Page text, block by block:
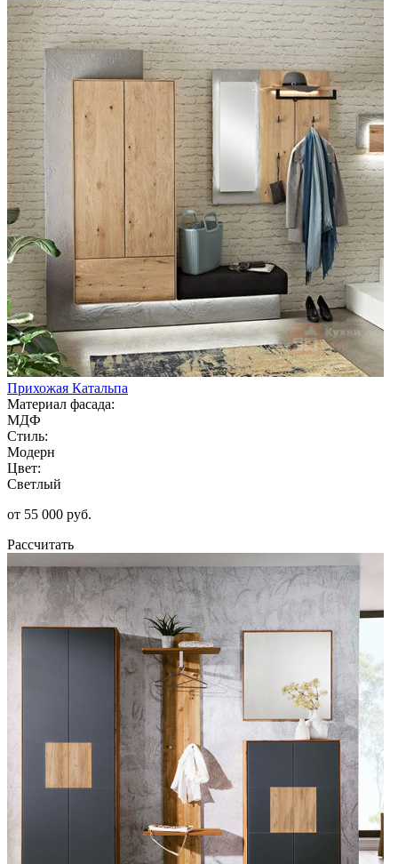
Прихожая Катальпа
Материал фасада:
МДФ
Стиль:
Модерн
Цвет:
Светлый
от 55 000 руб.
Рассчитать